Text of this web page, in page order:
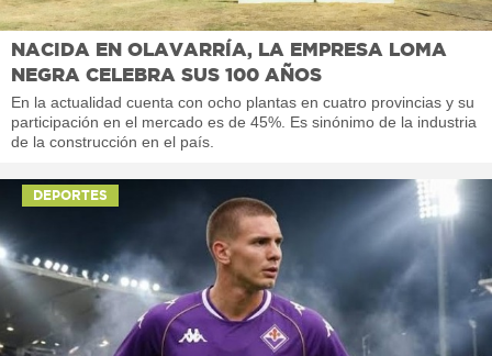
NACIDA EN OLAVARRÍA, LA EMPRESA LOMA
NEGRA CELEBRA SUS 100 AÑOS
En la actualidad cuenta con ocho plantas en cuatro provincias y su
participación en el mercado es de 45%. Es sinónimo de la industria
de la construcción en el país.
DEPORTES